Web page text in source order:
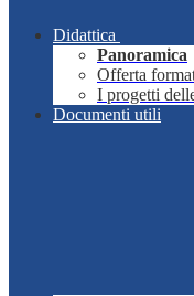
Didattica
Panoramica
Offerta
I progetti
Documenti utili